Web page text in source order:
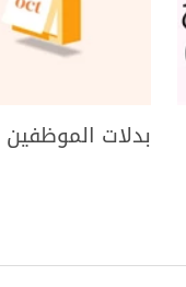
بدلات الموظفين